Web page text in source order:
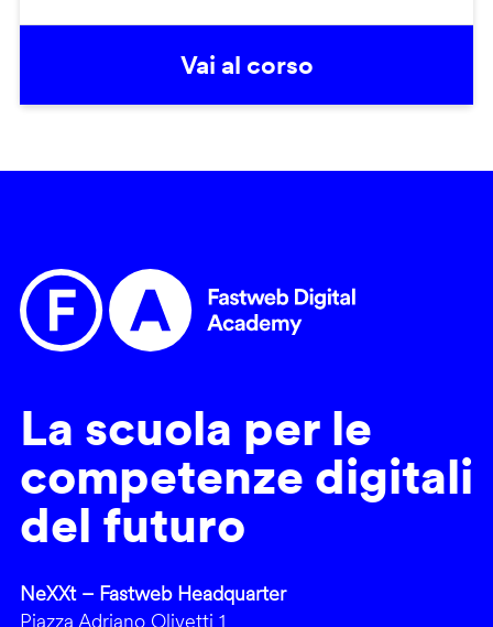
Vai al corso
La scuola per le
competenze digitali
del futuro
NeXXt – Fastweb Headquarter
Piazza Adriano Olivetti 1